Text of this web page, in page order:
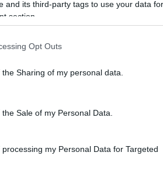
and its third-party tags to use your data
section.
Opt Outs
Sharing of my personal data.
Sale of my Personal Data.
my Personal Data for Targeted
να φαίνονται λίγο πιο… δελεαστικά.
τραγούδι
Νέο νομοσχέδιο για ίσες αμοιβές: Τι